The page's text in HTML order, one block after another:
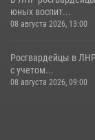
юных воспит...
08 августа 2026, 13:00
Росгвардейцы в
с учетом...
08 августа 2026, 09:00